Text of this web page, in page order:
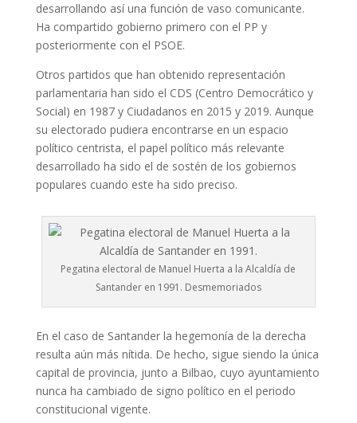
desarrollando así una función de vaso comunicante.
Ha compartido gobierno primero con el PP y
posteriormente con el PSOE.
Otros partidos que han obtenido representación
parlamentaria han sido el CDS (Centro Democrático y
Social) en 1987 y Ciudadanos en 2015 y 2019. Aunque
su electorado pudiera encontrarse en un espacio
político centrista, el papel político más relevante
desarrollado ha sido el de sostén de los gobiernos
populares cuando este ha sido preciso.
Pegatina electoral de Manuel Huerta a la Alcaldía de
Santander en 1991. Desmemoriados
En el caso de Santander la hegemonía de la derecha
resulta aún más nítida. De hecho, sigue siendo la única
capital de provincia, junto a Bilbao, cuyo ayuntamiento
nunca ha cambiado de signo político en el periodo
constitucional vigente.